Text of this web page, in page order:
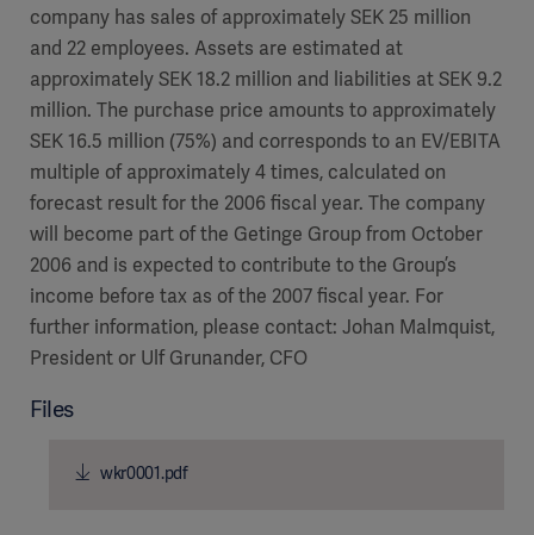
company has sales of approximately SEK 25 million
and 22 employees. Assets are estimated at
approximately SEK 18.2 million and liabilities at SEK 9.2
million. The purchase price amounts to approximately
SEK 16.5 million (75%) and corresponds to an EV/EBITA
multiple of approximately 4 times, calculated on
forecast result for the 2006 fiscal year. The company
will become part of the Getinge Group from October
2006 and is expected to contribute to the Group’s
income before tax as of the 2007 fiscal year. For
further information, please contact: Johan Malmquist,
President or Ulf Grunander, CFO
Files
wkr0001.pdf